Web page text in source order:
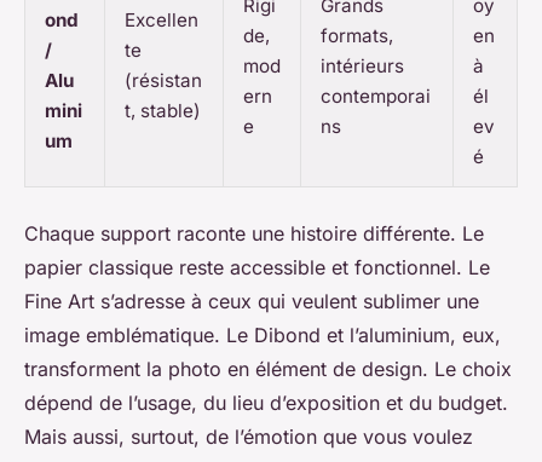
ond
/
Alu
mini
um
Excellen
te
(résistan
t, stable)
Rigi
de,
mod
ern
e
Grands
formats,
intérieurs
contemporai
ns
oy
en
à
él
ev
é
Chaque support raconte une histoire différente. Le
papier classique reste accessible et fonctionnel. Le
Fine Art s’adresse à ceux qui veulent sublimer une
image emblématique. Le Dibond et l’aluminium, eux,
transforment la photo en élément de design. Le choix
dépend de l’usage, du lieu d’exposition et du budget.
Mais aussi, surtout, de l’émotion que vous voulez